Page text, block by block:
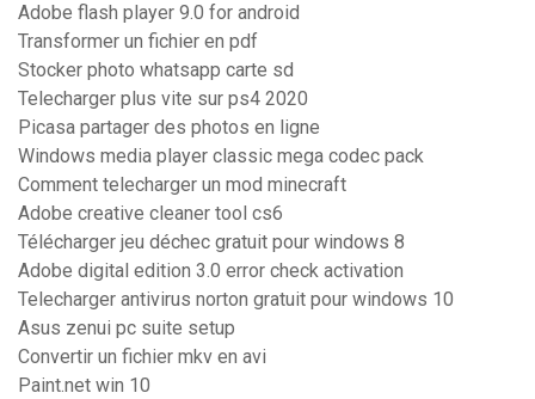
Adobe flash player 9.0 for android
Transformer un fichier en pdf
Stocker photo whatsapp carte sd
Telecharger plus vite sur ps4 2020
Picasa partager des photos en ligne
Windows media player classic mega codec pack
Comment telecharger un mod minecraft
Adobe creative cleaner tool cs6
Télécharger jeu déchec gratuit pour windows 8
Adobe digital edition 3.0 error check activation
Telecharger antivirus norton gratuit pour windows 10
Asus zenui pc suite setup
Convertir un fichier mkv en avi
Paint.net win 10